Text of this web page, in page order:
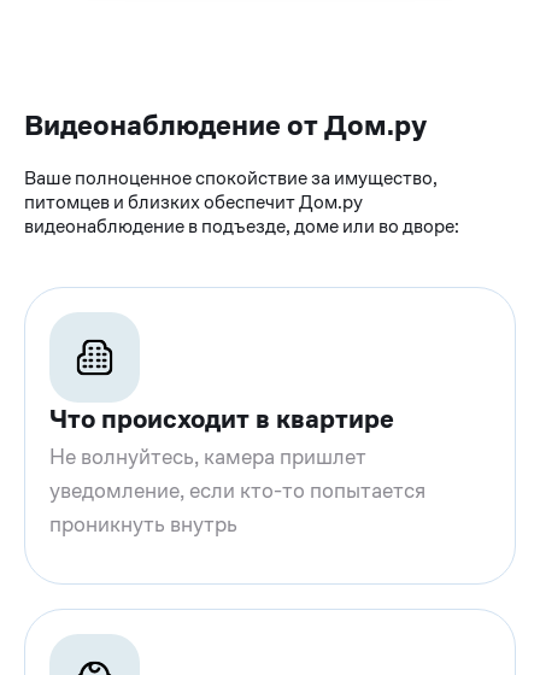
Видеонаблюдение от Дом.ру
Ваше полноценное спокойствие за имущество,
питомцев и близких обеспечит Дом.ру
видеонаблюдение в подъезде, доме или во дворе:
Что происходит в квартире
Не волнуйтесь, камера пришлет
уведомление, если кто-то попытается
проникнуть внутрь